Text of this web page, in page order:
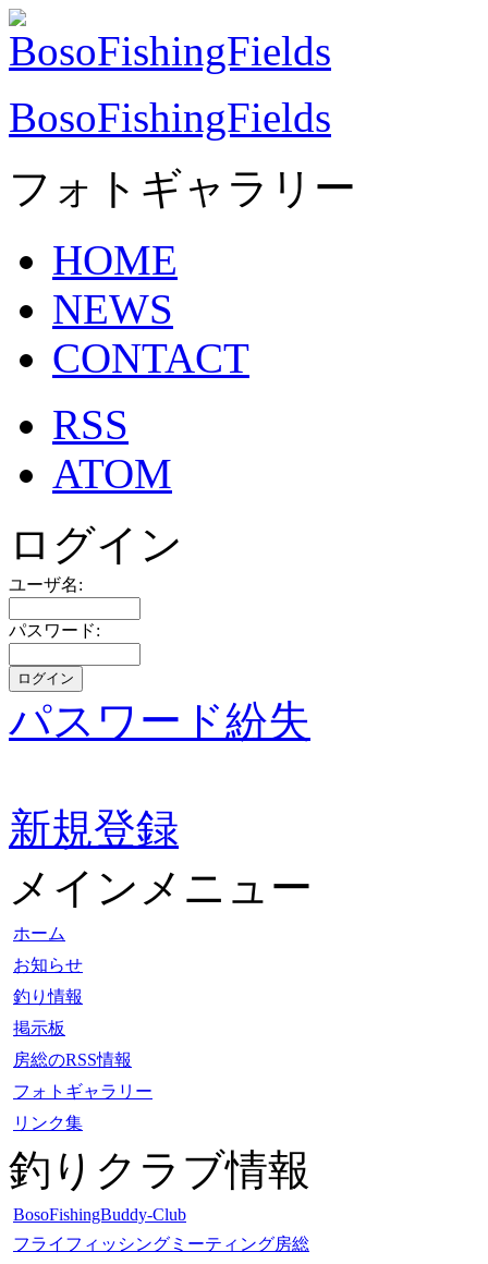
BosoFishingFields
フォトギャラリー
HOME
NEWS
CONTACT
RSS
ATOM
ログイン
ユーザ名:
パスワード:
パスワード紛失
新規登録
メインメニュー
ホーム
お知らせ
釣り情報
掲示板
房総のRSS情報
フォトギャラリー
リンク集
釣りクラブ情報
BosoFishingBuddy-Club
フライフィッシングミーティング房総